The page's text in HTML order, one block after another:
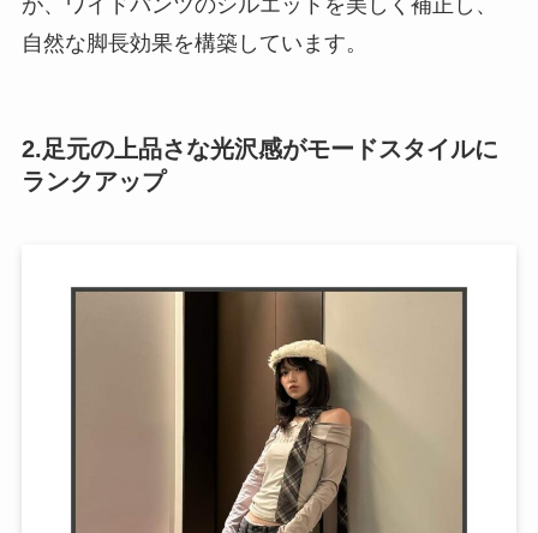
自然な脚長効果を構築しています。
2.足元の上品さな光沢感がモードスタイルに
ランクアップ